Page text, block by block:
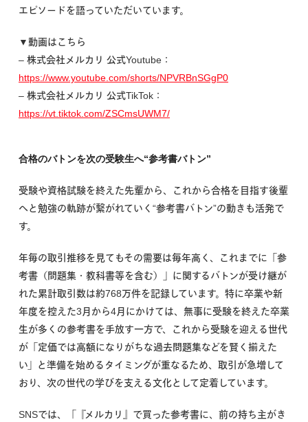
エピソードを語っていただいています。
▼動画はこちら
– 株式会社メルカリ 公式Youtube：
https://www.youtube.com/shorts/NPVRBnSGgP0
– 株式会社メルカリ 公式TikTok：
https://vt.tiktok.com/ZSCmsUWM7/
合格のバトンを次の受験生へ“参考書バトン”
受験や資格試験を終えた先輩から、これから合格を目指す後輩
へと勉強の軌跡が繋がれていく“参考書バトン”の動きも活発で
す。
年毎の取引推移を見てもその需要は毎年高く、これまでに「参
考書（問題集・教科書等を含む）」に関するバトンが受け継が
れた累計取引数は約768万件を記録しています。特に卒業や新
年度を控えた3月から4月にかけては、無事に受験を終えた卒業
生が多くの参考書を手放す一方で、これから受験を迎える世代
が「定価では高額になりがちな過去問題集などを賢く揃えた
い」と準備を始めるタイミングが重なるため、取引が急増して
おり、次の世代の学びを支える文化として定着しています。
SNSでは、「『メルカリ』で買った参考書に、前の持ち主がき